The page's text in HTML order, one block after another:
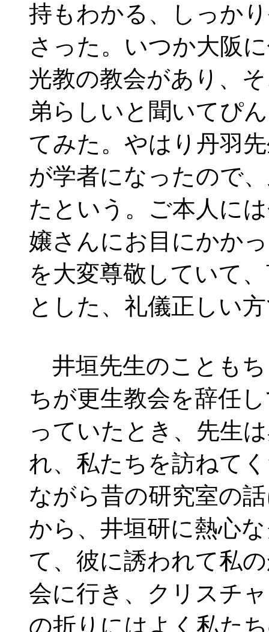
持もわかる、しっか
さった。いつか大阪
光教の教会があり、
弟らしいと聞いてぴ
てみた。やはり丹羽
が学者になったので
たという。ご本人に
嬢さんにお目にかか
を大変尊敬していて
とした、礼儀正しい
井垣先生のことも
ちが更生教会を辞任
っていたとき、先生
れ、私たちを訪ねて
ながら昔の研究室の
から、井垣研に熱心
て、彼に誘われて私
会に行き、クリスチ
の折りにはよく私た